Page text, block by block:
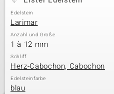
Classics
Edelstein
Larimar
Anzahl und Größe
1 à 12 mm
Schliff
Herz-Cabochon, Cabochon
Edelsteinfarbe
blau